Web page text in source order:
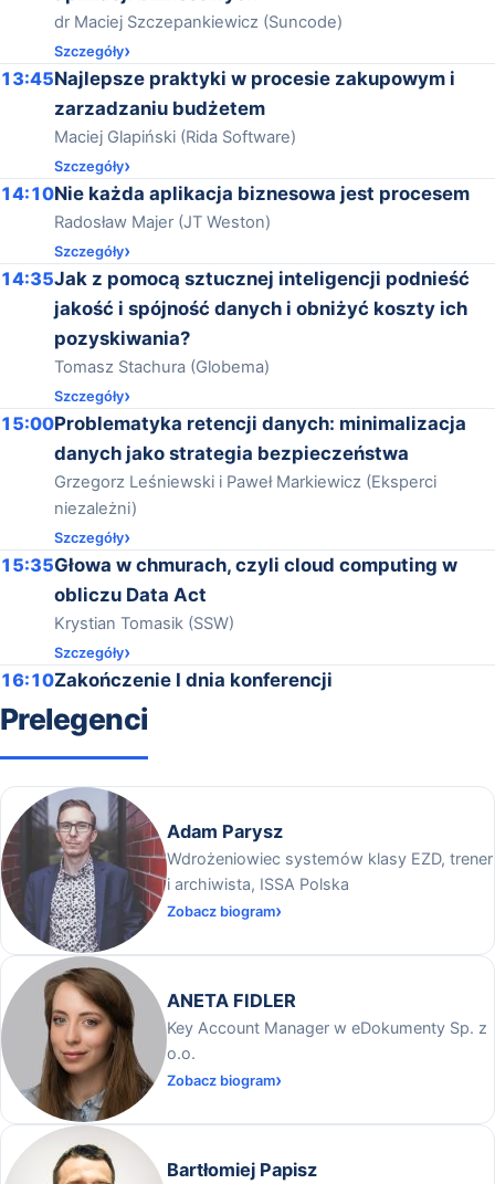
dr Maciej Szczepankiewicz (Suncode)
Szczegóły
13:45Najlepsze praktyki w procesie zakupowym i
zarzadzaniu budżetem
Maciej Glapiński (Rida Software)
Szczegóły
14:10Nie każda aplikacja biznesowa jest procesem
Radosław Majer (JT Weston)
Szczegóły
14:35Jak z pomocą sztucznej inteligencji podnieść
jakość i spójność danych i obniżyć koszty ich
pozyskiwania?
Tomasz Stachura (Globema)
Szczegóły
15:00Problematyka retencji danych: minimalizacja
danych jako strategia bezpieczeństwa
Grzegorz Leśniewski i Paweł Markiewicz (Eksperci
niezależni)
Szczegóły
15:35Głowa w chmurach, czyli cloud computing w
obliczu Data Act
Krystian Tomasik (SSW)
Szczegóły
16:10Zakończenie I dnia konferencji
Prelegenci
Adam Parysz
Wdrożeniowiec systemów klasy EZD, trener
i archiwista, ISSA Polska
Zobacz biogram
ANETA FIDLER
Key Account Manager w eDokumenty Sp. z
o.o.
Zobacz biogram
Bartłomiej Papisz